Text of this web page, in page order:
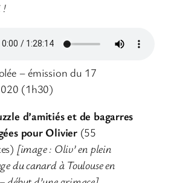
!
– émission du 17
(1h30)
d’amitiés et de bagarres
pour Olivier(55
[image : Oliv’ en plein
du canard à Toulouse en